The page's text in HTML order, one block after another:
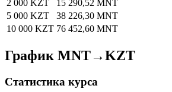
2 000 KZT
15 290,52 MNT
5 000 KZT
38 226,30 MNT
10 000 KZT 76 452,60 MNT
График MNT→KZT
Статистика курса